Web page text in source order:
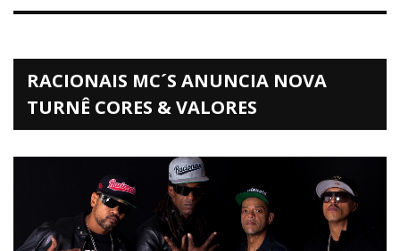
RACIONAIS MC´S ANUNCIA NOVA
TURNÊ CORES & VALORES